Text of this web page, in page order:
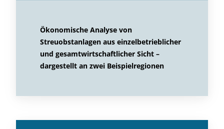
Ökonomische Analyse von
Streuobstanlagen aus einzelbetrieblicher
und gesamtwirtschaftlicher Sicht –
dargestellt an zwei Beispielregionen